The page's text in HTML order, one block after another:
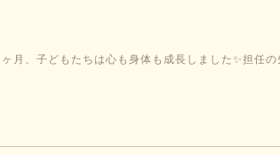
月、子どもたちは心も身体も成長しました✨担任の